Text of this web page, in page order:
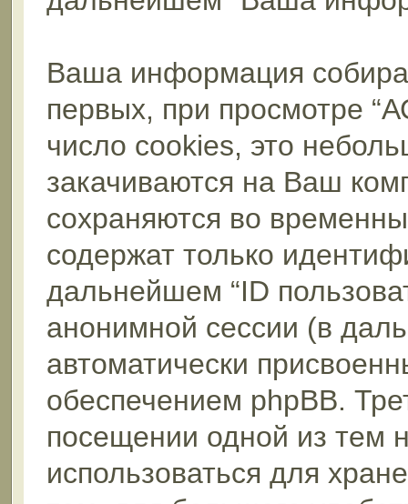
Ваша информация
первых, при просмотре
число cookies, это
закачиваются на Ваш
сохраняются во
содержат только
дальнейшем “ID
анонимной сессии (в
автоматически
обеспечением phpBB.
посещении одной из тем
использоваться для